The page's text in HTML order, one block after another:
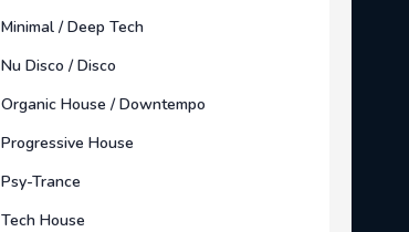
Minimal / Deep Tech
Nu Disco / Disco
Organic House / Downtempo
Progressive House
Psy-Trance
Tech House